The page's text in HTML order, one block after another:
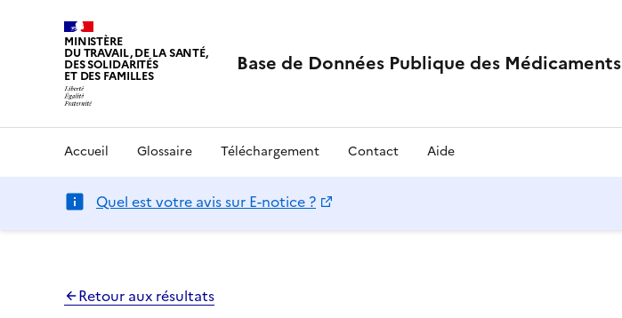
MINISTÈRE
DU TRAVAIL, DE LA SANTÉ,
DES SOLIDARITÉS
ET DES FAMILLES Base de Données Publique des Médicaments
Accueil Glossaire Téléchargement Contact Aide
Quel est votre avis sur E-notice ?
Retour aux résultats